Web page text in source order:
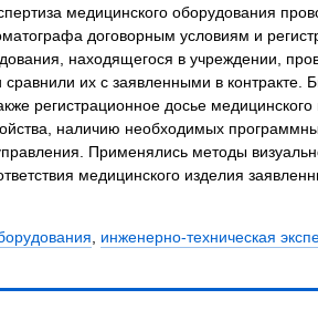
медицинского оборудования
договорным условиям и
находящегося в учреждении,
их с заявленными в контракте.
регистрационное досье
наличию необходимых
Применялись методы
медицинского изделия
, инженерно-техническая